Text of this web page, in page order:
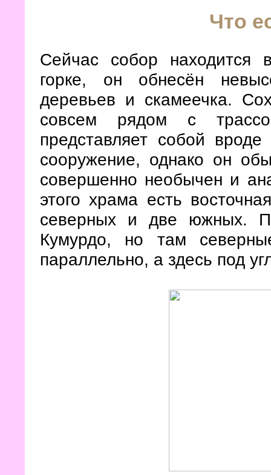
Что
Сейчас собор находится
горке, он обнесён
деревьев и скамеечка.
совсем рядом с
представляет собой
сооружение, однако он
совершенно необычен и
этого храма есть
северных и две южных.
Кумурдо, но там
параллельно, а здесь под